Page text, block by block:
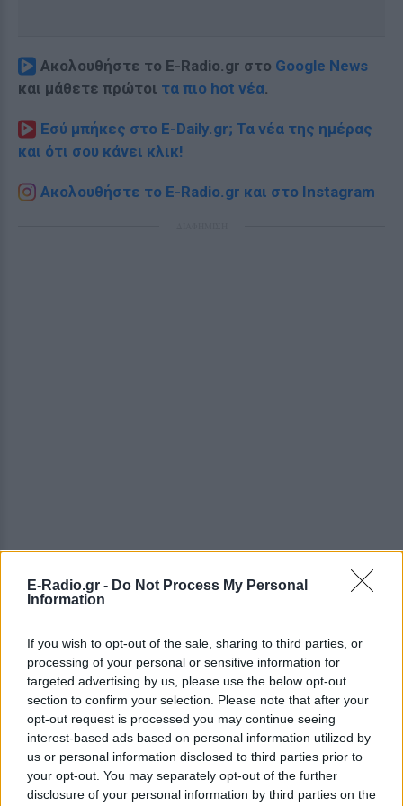
E-Radio.gr - Do Not Process My Personal
Information
If you wish to opt-out of the sale, sharing to third parties, or
processing of your personal or sensitive information for
targeted advertising by us, please use the below opt-out
section to confirm your selection. Please note that after your
opt-out request is processed you may continue seeing
interest-based ads based on personal information utilized by
us or personal information disclosed to third parties prior to
your opt-out. You may separately opt-out of the further
disclosure of your personal information by third parties on the
Ακολουθήστε το E-Radio.gr στο Google News
και μάθετε πρώτοι τα πιο hot νέα.
Εσύ μπήκες στο E-Daily.gr; Τα νέα της ημέρας
και ότι σου κάνει κλικ!
Ακολουθήστε το E-Radio.gr και στο Instagram
ΔΕΙΤΕ ΕΠΙΣΗΣ
ΣΤΗΝ ΙΔΙΑ ΚΑΤΗΓΟΡΙΑ
Η Μαριάννα Γεωργαντή είδε
τον Γιώργο Φραγκούλη και
έμεινε άφωνη: «Καλέ, τι